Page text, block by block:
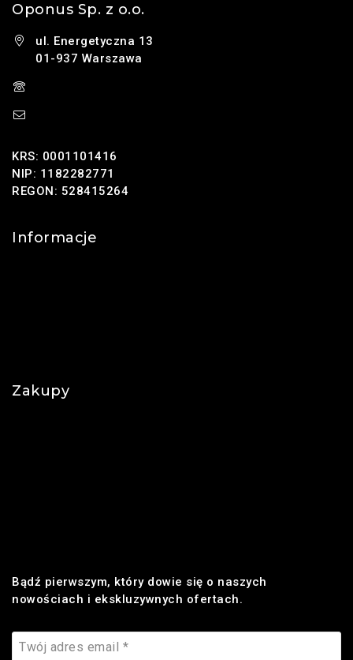
Oponus Sp. z o.o.
ul. Energetyczna 13
01-937 Warszawa
KRS: 0001101416
NIP: 1182282771
REGON: 528415264
Informacje
Zakupy
Bądź pierwszym, który dowie się o naszych
nowościach i ekskluzywnych ofertach.